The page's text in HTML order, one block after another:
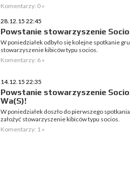
Komentarzy: 0 »
28.12.15 22:45
Powstanie stowarzyszenie
W poniedziałek odbyło się kolejne spotkanie
stowarzyszenie kibiców typu socios.
Komentarzy: 6 »
14.12.15 22:35
Powstanie stowarzyszenie
Wa(S)!
W poniedziałek doszło do pierwszego
założyć stowarzyszenie kibiców typu socios.
Komentarzy: 1 »